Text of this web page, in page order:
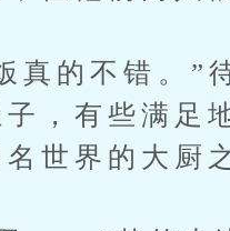
不错。”待
，有些满足
世界的大厨